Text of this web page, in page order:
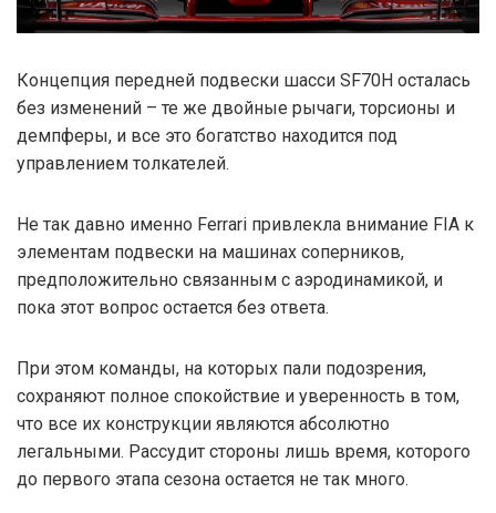
Концепция передней подвески шасси SF70H осталась
без изменений – те же двойные рычаги, торсионы и
демпферы, и все это богатство находится под
управлением толкателей.
Не так давно именно Ferrari привлекла внимание FIA к
элементам подвески на машинах соперников,
предположительно связанным с аэродинамикой, и
пока этот вопрос остается без ответа.
При этом команды, на которых пали подозрения,
сохраняют полное спокойствие и уверенность в том,
что все их конструкции являются абсолютно
легальными. Рассудит стороны лишь время, которого
до первого этапа сезона остается не так много.